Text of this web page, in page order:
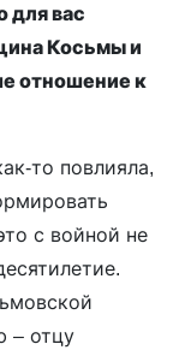
для вас
Косьмы и
отношение к
то повлияла,
с войной не
– отцу